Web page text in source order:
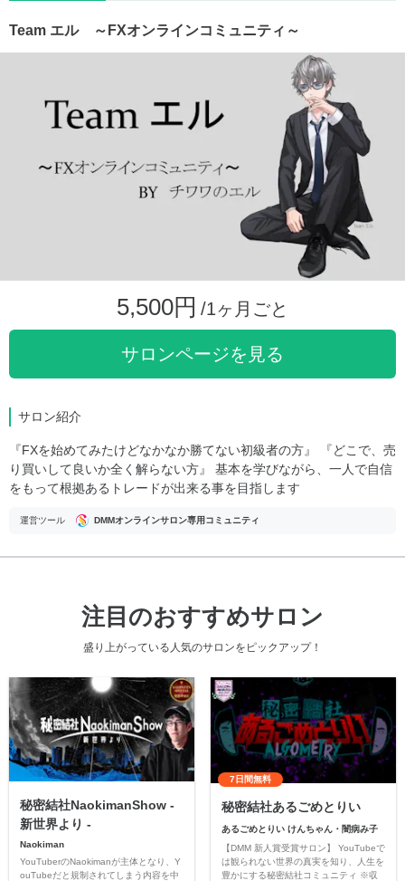
Team エル ～FXオンラインコミュニティ～
5,500円 /1ヶ月ごと
サロンページを見る
サロン紹介
『FXを始めてみたけどなかなか勝てない初級者の方』 『どこで、売
り買いして良いか全く解らない方』 基本を学びながら、一人で自信
をもって根拠あるトレードが出来る事を目指します
運営ツール DMMオンラインサロン専用コミュニティ
注目のおすすめサロン
盛り上がっている人気のサロンをピックアップ！
秘密結社NaokimanShow -
新世界より -
Naokiman
YouTuberのNaokimanが主体となり、Y
ouTubeだと規制されてしまう内容を中
7日間無料
秘密結社あるごめとりい
あるごめとりい けんちゃん・闇病み子
【DMM 新人賞受賞サロン】 YouTubeで
は観られない世界の真実を知り、人生を
豊かにする秘密結社コミュニティ ※収